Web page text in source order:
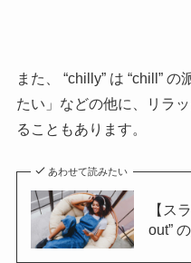
また、 “chilly” は “chill”
たい」などの他に、リラ
ることもあります。
あわせて読みたい
【ス
out”